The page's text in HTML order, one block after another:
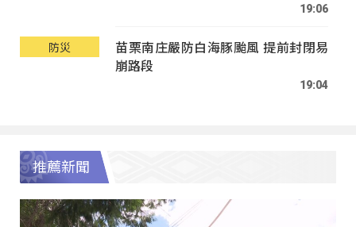
19:06
防災
苗栗南庄嚴防白海豚颱風 提前封閉易
崩路段
19:04
推薦新聞